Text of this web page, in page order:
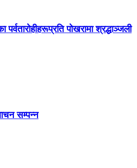
पर्वतारोहीहरूप्रति पोखरामा श्रद्धाञ्जली
सम्पन्न